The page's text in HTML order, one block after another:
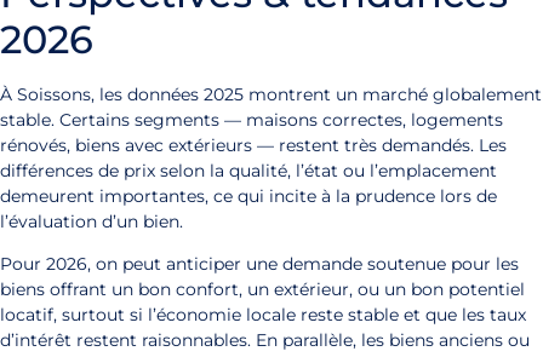
2026
À Soissons, les données 2025 montrent un marché globalement
stable. Certains segments — maisons correctes, logements
rénovés, biens avec extérieurs — restent très demandés. Les
différences de prix selon la qualité, l’état ou l’emplacement
demeurent importantes, ce qui incite à la prudence lors de
l’évaluation d’un bien.
Pour 2026, on peut anticiper une demande soutenue pour les
biens offrant un bon confort, un extérieur, ou un bon potentiel
locatif, surtout si l’économie locale reste stable et que les taux
d’intérêt restent raisonnables. En parallèle, les biens anciens ou